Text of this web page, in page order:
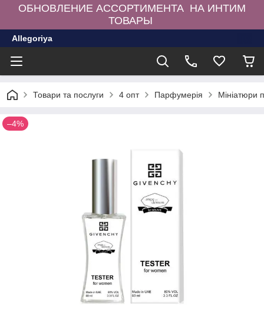
ОБНОВЛЕНИЕ АССОРТИМЕНТА НА ИНТИМ
ТОВАРЫ
Allegoriya
Товари та послуги 4 опт Парфумерія Мініатюри
–4%